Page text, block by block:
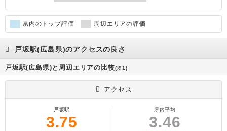
県内のトップ評価 周辺エリアの評価
戸坂駅(広島県)のアクセスの良さ
戸坂駅(広島県)と周辺エリアの比較(※1)
アクセス
戸坂駅
3.75
県内平均
3.46